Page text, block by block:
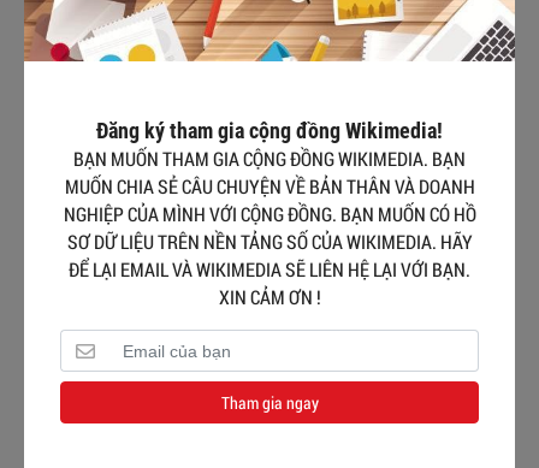
Nguyễn Hồng Sơn
Đào Anh Tuấn
Nguyễn Phương Hằng
Ca sĩ Như Ngọc Sao Mai
Đăng ký tham gia cộng đồng Wikimedia!
BẠN MUỐN THAM GIA CỘNG ĐỒNG WIKIMEDIA. BẠN
MUỐN CHIA SẺ CÂU CHUYỆN VỀ BẢN THÂN VÀ DOANH
NGHIỆP CỦA MÌNH VỚI CỘNG ĐỒNG. BẠN MUỐN CÓ HỒ
SƠ DỮ LIỆU TRÊN NỀN TẢNG SỐ CỦA WIKIMEDIA. HÃY
ĐỂ LẠI EMAIL VÀ WIKIMEDIA SẼ LIÊN HỆ LẠI VỚI BẠN.
XIN CẢM ƠN !
Tham gia ngay